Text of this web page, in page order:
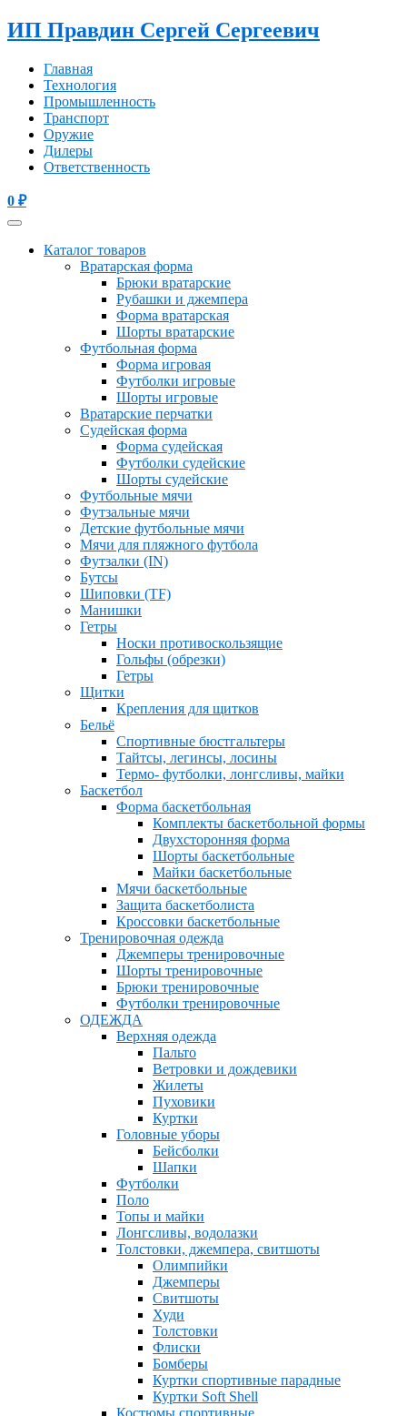
ИП Правдин Сергей Сергеевич
Главная
Технология
Промышленность
Транспорт
Оружие
Дилеры
Ответственность
0 ₽
Каталог товаров
Вратарская форма
Брюки вратарские
Рубашки и джемпера
Форма вратарская
Шорты вратарские
Футбольная форма
Форма игровая
Футболки игровые
Шорты игровые
Вратарские перчатки
Судейская форма
Форма судейская
Футболки судейские
Шорты судейские
Футбольные мячи
Футзальные мячи
Детские футбольные мячи
Мячи для пляжного футбола
Футзалки (IN)
Бутсы
Шиповки (TF)
Манишки
Гетры
Носки противоскользящие
Гольфы (обрезки)
Гетры
Щитки
Крепления для щитков
Бельё
Спортивные бюстгальтеры
Тайтсы, легинсы, лосины
Термо- футболки, лонгсливы, майки
Баскетбол
Форма баскетбольная
Комплекты баскетбольной формы
Двухсторонняя форма
Шорты баскетбольные
Майки баскетбольные
Мячи баскетбольные
Защита баскетболиста
Кроссовки баскетбольные
Тренировочная одежда
Джемперы тренировочные
Шорты тренировочные
Брюки тренировочные
Футболки тренировочные
ОДЕЖДА
Верхняя одежда
Пальто
Ветровки и дождевики
Жилеты
Пуховики
Куртки
Головные уборы
Бейсболки
Шапки
Футболки
Поло
Топы и майки
Лонгсливы, водолазки
Толстовки, джемпера, свитшоты
Олимпийки
Джемперы
Свитшоты
Худи
Толстовки
Флиски
Бомберы
Куртки спортивные парадные
Куртки Soft Shell
Костюмы спортивные